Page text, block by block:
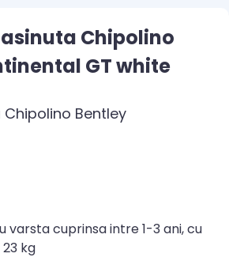
Chipolino
GT white
Bentley
varsta cuprinsa intre 1-3 ani, cu
kg